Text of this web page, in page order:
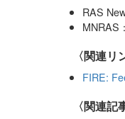
RAS
MNRAS
〈関連リ
FIRE:
関連記